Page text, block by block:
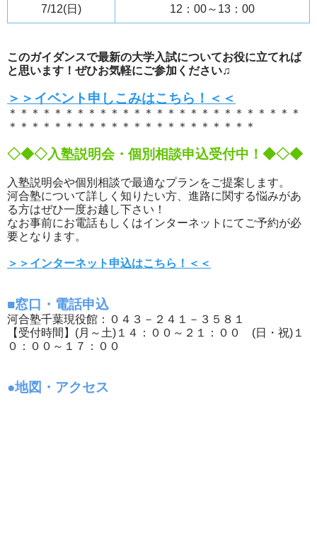
7/12(日) 12：00～13：00
このガイダンスで最新の大学入試についてお役に立てれば
と思います！ぜひお気軽にご参加ください♫
＞＞イベント申しこみはこちら！＜＜
＊＊＊＊＊＊＊＊＊＊＊＊＊＊＊＊＊＊＊＊＊＊＊＊＊＊
＊＊＊＊＊＊＊＊＊＊＊＊＊＊＊＊＊＊＊＊＊＊
◇◆◇入塾説明会・個別相談申込受付中！◆◇◆
入塾説明会や個別相談で最適なプランをご提案します。
河合塾について詳しく知りたい方、進路に関する悩みがあ
る方はぜひ一度お越し下さい！
なお事前にお電話もしくはインターネットにてご予約が必
要となります。
＞＞インターネット申込はこちら！＜＜
■窓口・電話申込
河合塾千葉現役館：０４３－２４１－３５８１
【受付時間】(月～土)１４：００～２１：００ (日・祝)１
０：００～１７：００
●地図・アクセス